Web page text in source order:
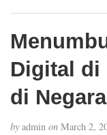
Digital di
di
by admin on March 2,